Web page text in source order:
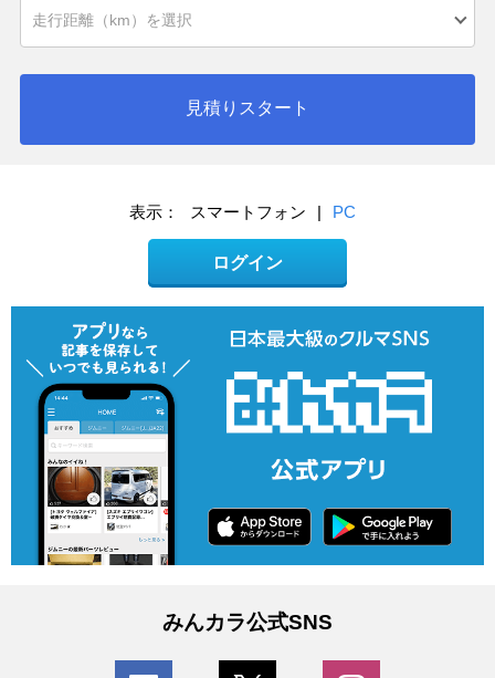
見積りスタート
表示： スマートフォン | PC
ログイン
みんカラ公式SNS